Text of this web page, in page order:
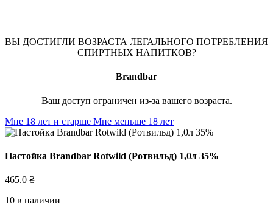
ВЫ ДОСТИГЛИ ВОЗРАСТА ЛЕГАЛЬНОГО ПОТРЕБЛЕНИЯ
СПИРТНЫХ НАПИТКОВ?
Brandbar
Ваш доступ ограничен из-за вашего возраста.
Мне 18 лет и старше Мне меньше 18 лет
Настойка Brandbar Rotwild (Ротвильд) 1,0л 35%
465.0 ₴
10 в наличии